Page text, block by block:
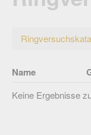
Name
Keine Ergebnisse